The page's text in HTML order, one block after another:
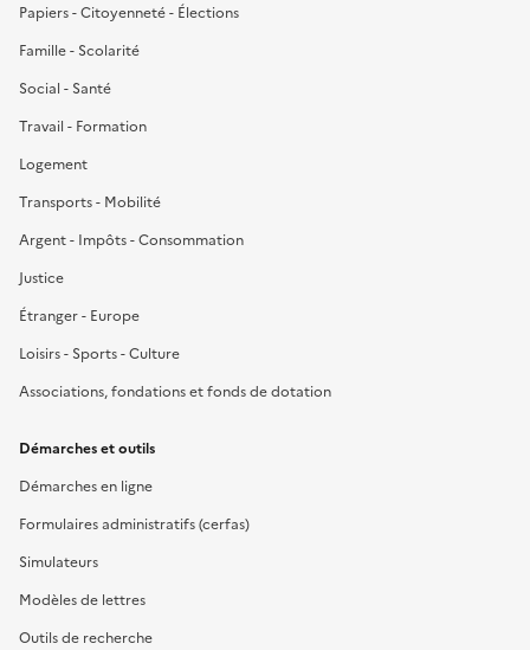
Papiers - Citoyenneté - Élections
Famille - Scolarité
Social - Santé
Travail - Formation
Logement
Transports - Mobilité
Argent - Impôts - Consommation
Justice
Étranger - Europe
Loisirs - Sports - Culture
Associations, fondations et fonds de dotation
Démarches et outils
Démarches en ligne
Formulaires administratifs (cerfas)
Simulateurs
Modèles de lettres
Outils de recherche